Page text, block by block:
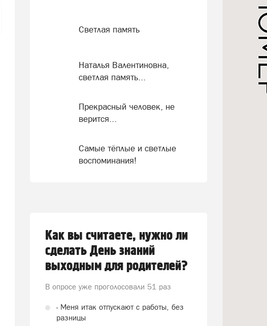
Светлая память
Наталья Валентиновна,
светлая память...
Прекрасный человек, не
верится...
Самые тёплые и светлые
воспоминания!
Как вы считаете, нужно ли
сделать День знаний
выходным для родителей?
В опросе уже проголосовали 51 раз
- Меня итак отпускают с работы, без
разницы